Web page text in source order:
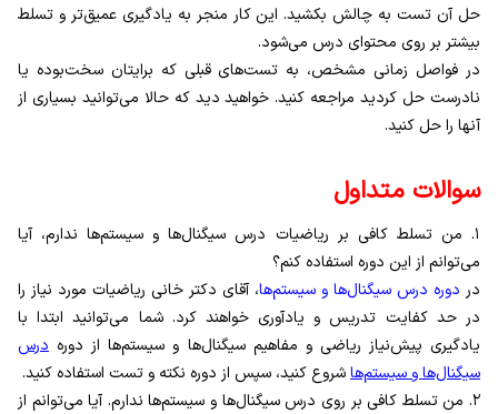
حل آن تست به چالش بکشید. این کار منجر به یادگیری عمیق‌تر و تسلط
بیشتر بر روی محتوای درس می‌شود.
در فواصل زمانی مشخص، به تست‌های قبلی که برایتان سخت‌بوده یا
نادرست حل کردید مراجعه کنید. خواهید دید که حالا می‌توانید بسیاری از
آنها را حل کنید.
سوالات متداول
۱. من تسلط کافی بر ریاضیات درس سیگنال‌‌ها و سیستم‌ها ندارم، آیا
می‌توانم از این دوره استفاده کنم؟
در دوره درس سیگنال‌‌ها و سیستم‌ها، آقای دکتر خانی ریاضیات مورد نیاز را
در حد کفایت تدریس و یادآوری خواهند کرد. شما می‌‌توانید ابتدا با
یادگیری پیش‌نیاز ریاضی و مفاهیم سیگنال‌ها و سیستم‌ها از دوره درس
سیگنال‌ها و سیستم‌هاشروع کنید، سپس از دوره نکته و تست استفاده کنید.
۲. من تسلط کافی بر روی درس سیگنال‌ها و سیستم‌ها ندارم. آیا می‌توانم از